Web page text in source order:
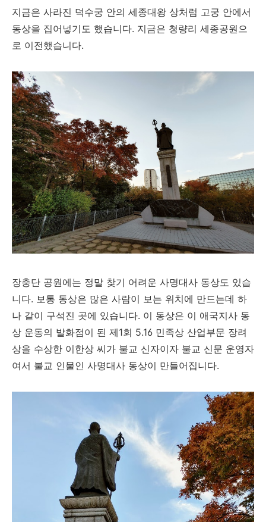
지금은 사라진 덕수궁 안의 세종대왕 상처럼 고궁 안에서
동상을 집어넣기도 했습니다. 지금은 청량리 세종공원으
로 이전했습니다.
장충단 공원에는 정말 찾기 어려운 사명대사 동상도 있습
니다. 보통 동상은 많은 사람이 보는 위치에 만드는데 하
나 같이 구석진 곳에 있습니다. 이 동상은 이 애국지사 동
상 운동의 발화점이 된 제1회 5.16 민족상 산업부문 장려
상을 수상한 이한상 씨가 불교 신자이자 불교 신문 운영자
여서 불교 인물인 사명대사 동상이 만들어집니다.